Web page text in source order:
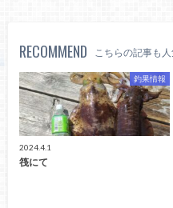
RECOMMEND こちらの記事も人
釣果情報
2024.4.1
筏にて